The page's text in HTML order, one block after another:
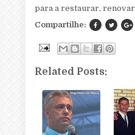
para a restaurar, renovar
Compartilhe:
Related Posts: